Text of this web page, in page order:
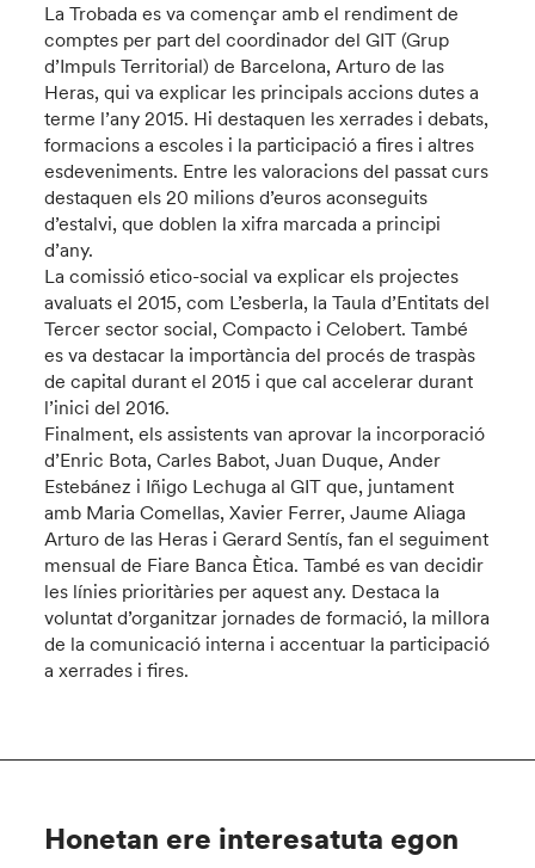
La Trobada es va començar amb el rendiment de
comptes per part del coordinador del GIT (Grup
d’Impuls Territorial) de Barcelona, Arturo de las
Heras, qui va explicar les principals accions dutes a
terme l’any 2015. Hi destaquen les xerrades i debats,
formacions a escoles i la participació a fires i altres
esdeveniments. Entre les valoracions del passat curs
destaquen els 20 milions d’euros aconseguits
d’estalvi, que doblen la xifra marcada a principi
d’any.
La comissió etico-social va explicar els projectes
avaluats el 2015, com L’esberla, la Taula d’Entitats del
Tercer sector social, Compacto i Celobert. També
es va destacar la importància del procés de traspàs
de capital durant el 2015 i que cal accelerar durant
l’inici del 2016.
Finalment, els assistents van aprovar la incorporació
d’Enric Bota, Carles Babot, Juan Duque, Ander
Estebánez i Iñigo Lechuga al GIT que, juntament
amb Maria Comellas, Xavier Ferrer, Jaume Aliaga
Arturo de las Heras i Gerard Sentís, fan el seguiment
mensual de Fiare Banca Ètica. També es van decidir
les línies prioritàries per aquest any. Destaca la
voluntat d’organitzar jornades de formació, la millora
de la comunicació interna i accentuar la participació
a xerrades i fires.
Honetan ere interesatuta egon